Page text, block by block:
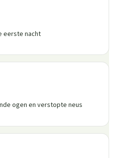
eerste nacht
ogen en verstopte neus